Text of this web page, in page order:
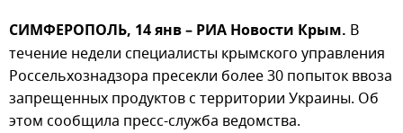
СИМФЕРОПОЛЬ, 14 янв – РИА Новости Крым. В
течение недели специалисты крымского управления
Россельхознадзора пресекли более 30 попыток ввоза
запрещенных продуктов с территории Украины. Об
этом сообщила пресс-служба ведомства.